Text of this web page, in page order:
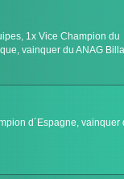
1x Vice Champion du
vainquer du ANAG
d´Espagne, vainquer